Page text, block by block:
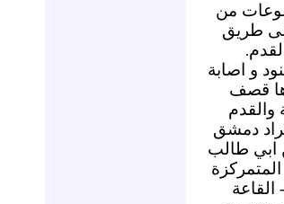
مجموعات من
طريق
.
و اصابة
قصف
دمشق
ابي طالب